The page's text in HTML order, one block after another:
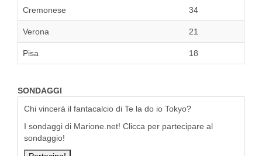
Cremonese 34
Verona 21
Pisa 18
SONDAGGI
Chi vincerà il fantacalcio di Te la do io Tokyo?
I sondaggi di Marione.net! Clicca per partecipare al
sondaggio!